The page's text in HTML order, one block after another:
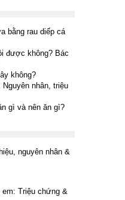
bằng rau diếp cá
được không? Bác
không?
nhân, triệu
gì và nên ăn gì?
nguyên nhân &
Triệu chứng &